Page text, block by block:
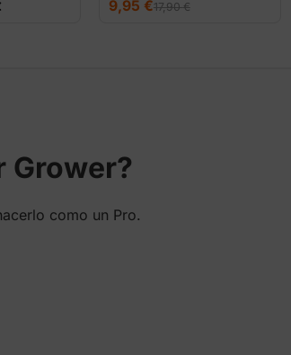
17,90€
El
precio
9,95 €
El
precio
Grower?
como un Pro.